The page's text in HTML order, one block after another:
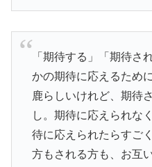
「期待する」「期待さ
かの期待に応えるため
鹿らしいけれど、期待
し。期待に応えられな
待に応えられたらすご
方もされる方も、お互